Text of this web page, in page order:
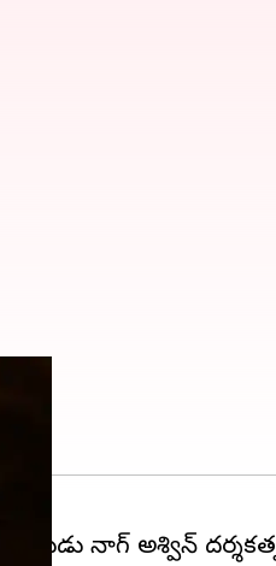
నాగ్ అశ్విన్